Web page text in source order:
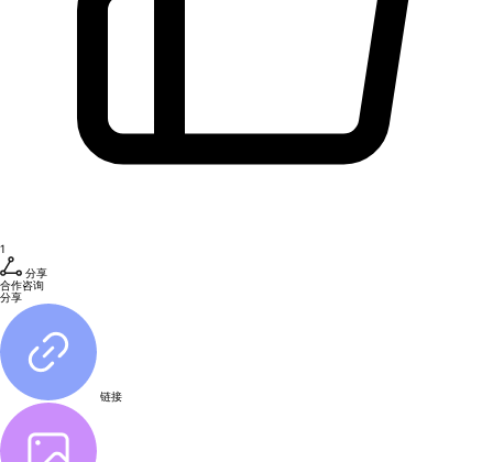
1
分享
合作咨询
分享
链接